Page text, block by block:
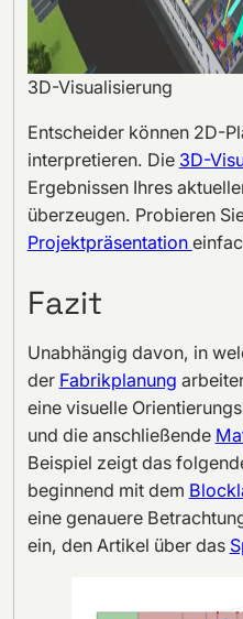
3D-Visualisierung
Entscheider können 2D-
interpretieren. Die 3D-
Ergebnissen Ihres
überzeugen. Probieren
Projektpräsentation
Fazit
Unabhängig davon, in
der Fabrikplanung
eine visuelle
und die anschließende
Beispiel zeigt das
beginnend mit dem
eine genauere
ein, den Artikel über das